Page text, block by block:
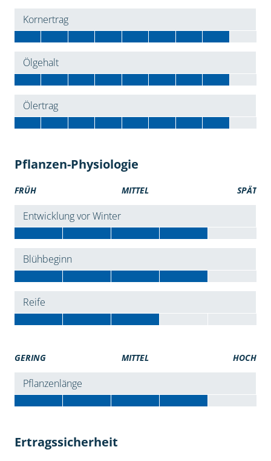
Kornertrag
Ölgehalt
Ölertrag
Pflanzen-Physiologie
FRÜH MITTEL SPÄT
Entwicklung vor Winter
Blühbeginn
Reife
GERING MITTEL HOCH
Pflanzenlänge
Ertragssicherheit